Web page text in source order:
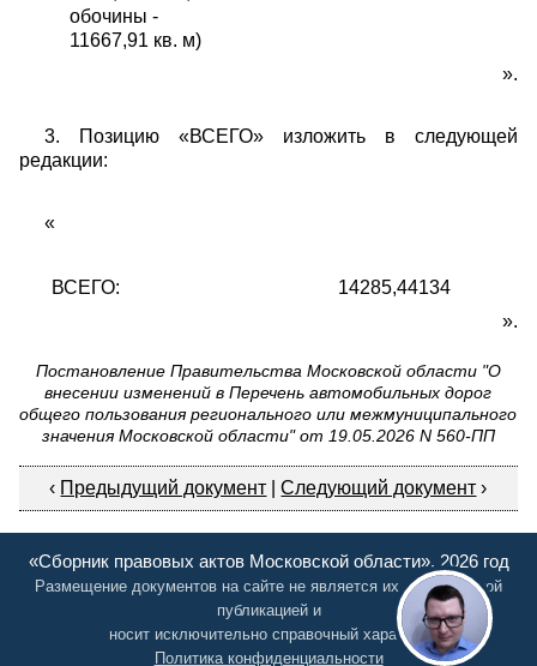
обочины -
11667,91 кв. м)
».
3. Позицию «ВСЕГО» изложить в следующей
редакции:
«
ВСЕГО:
14285,44134
».
Постановление Правительства Московской области "О
внесении изменений в Перечень автомобильных дорог
общего пользования регионального или межмуниципального
значения Московской области" от 19.05.2026 N 560-ПП
‹ Предыдущий документ |Следующий документ ›
«Сборник правовых актов Московской области», 2026 год
Размещение документов на сайте не является их официальной
публикацией и
носит исключительно справочный характер
Политика конфиденциальности